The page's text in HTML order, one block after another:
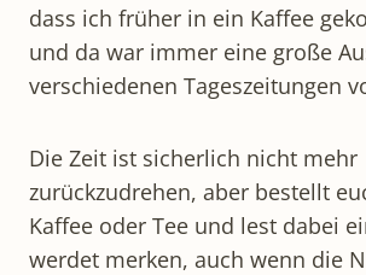
dass ich früher in ein Kaffee
und da war immer eine große
verschiedenen Tageszeitungen
Die Zeit ist sicherlich nicht mehr
zurückzudrehen, aber bestellt
Kaffee oder Tee und lest dabei
werdet merken, auch wenn die